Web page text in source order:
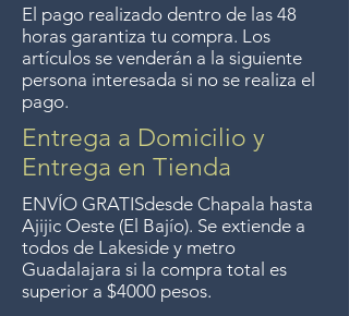
longer offer that service.
Entrega gratis en toda la zona
del Lago de Chapala por
compras mayor de $4000
pesos. Aceptamos
devoluciones hasta 7 días
después de la venta a menos
que los artículos tengan un
precio de oferta, lo sentimos,
no aceptamos devoluciones de
El pago realizado dentro de las 48
horas garantiza tu compra. Los
artículos se venderán a la siguiente
persona interesada si no se realiza el
pago.
Entrega a Domicilio y
Entrega en Tienda
ENVÍO GRATISdesde Chapala hasta
Ajijic Oeste (El Bajío). Se extiende a
todos de Lakeside y metro
Guadalajara si la compra total es
superior a $4000 pesos.